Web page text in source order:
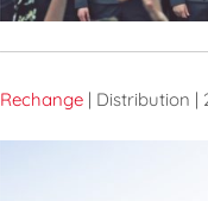
Rechange | Distribution |